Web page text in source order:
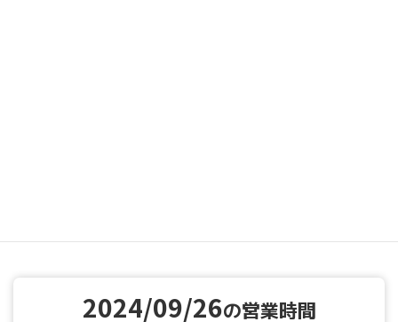
2024/09/26の営業時間